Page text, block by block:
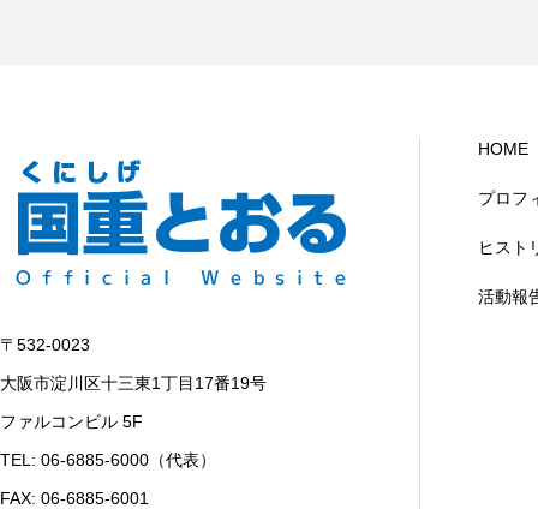
〒532-0023
大阪市淀川区十三東1丁目17番19号
ファルコンビル 5F
TEL: 06-6885-6000（代表）
FAX: 06-6885-6001
HOME
プロフ
ヒスト
活動報